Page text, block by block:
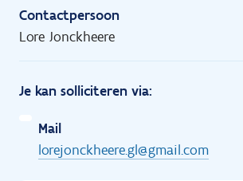
Contactpersoon
Lore Jonckheere
Je kan solliciteren via:
Mail
lorejonckheere.gl@gmail.com